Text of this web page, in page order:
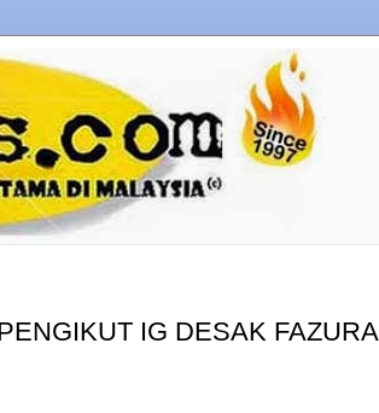
IG DESAK FAZURA